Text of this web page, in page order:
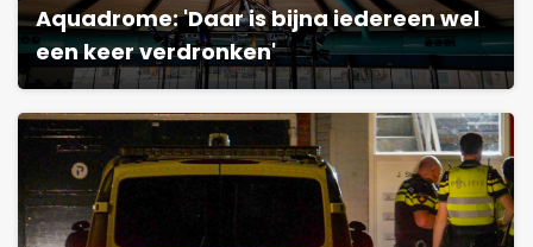
Aquadrome: 'Daar is bijna iedereen wel
een keer verdronken'